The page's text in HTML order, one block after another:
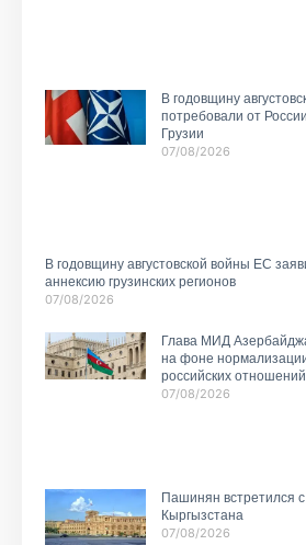
В годовщину
потребовали от
Грузии
07/08/2026
В годовщину августовской войны ЕС
аннексию грузинских регионов
07/08/2026
Глава МИД
на фоне
российских отношений
07/08/2026
Пашинян встретился
Кыргызстана
07/08/2026